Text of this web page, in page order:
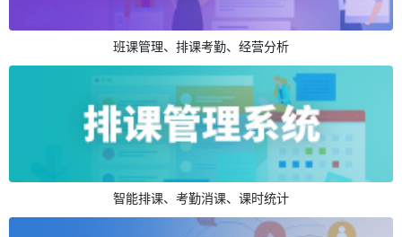
班课管理、排课考勤、经营分析
智能排课、考勤消课、课时统计